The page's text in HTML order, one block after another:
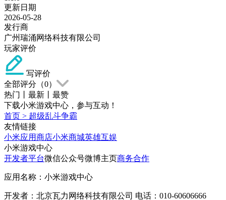
更新日期
2026-05-28
发行商
广州瑞涌网络科技有限公司
玩家评价
写评价
全部评分（0）
热门
最新
最赞
下载小米游戏中心，参与互动！
首页 > 超级乱斗争霸
友情链接
小米应用商店小米商城英雄互娱
小米游戏中心
开发者平台微信公众号微博主页商务合作
应用名称：小米游戏中心
开发者：北京瓦力网络科技有限公司 电话：010-60606666